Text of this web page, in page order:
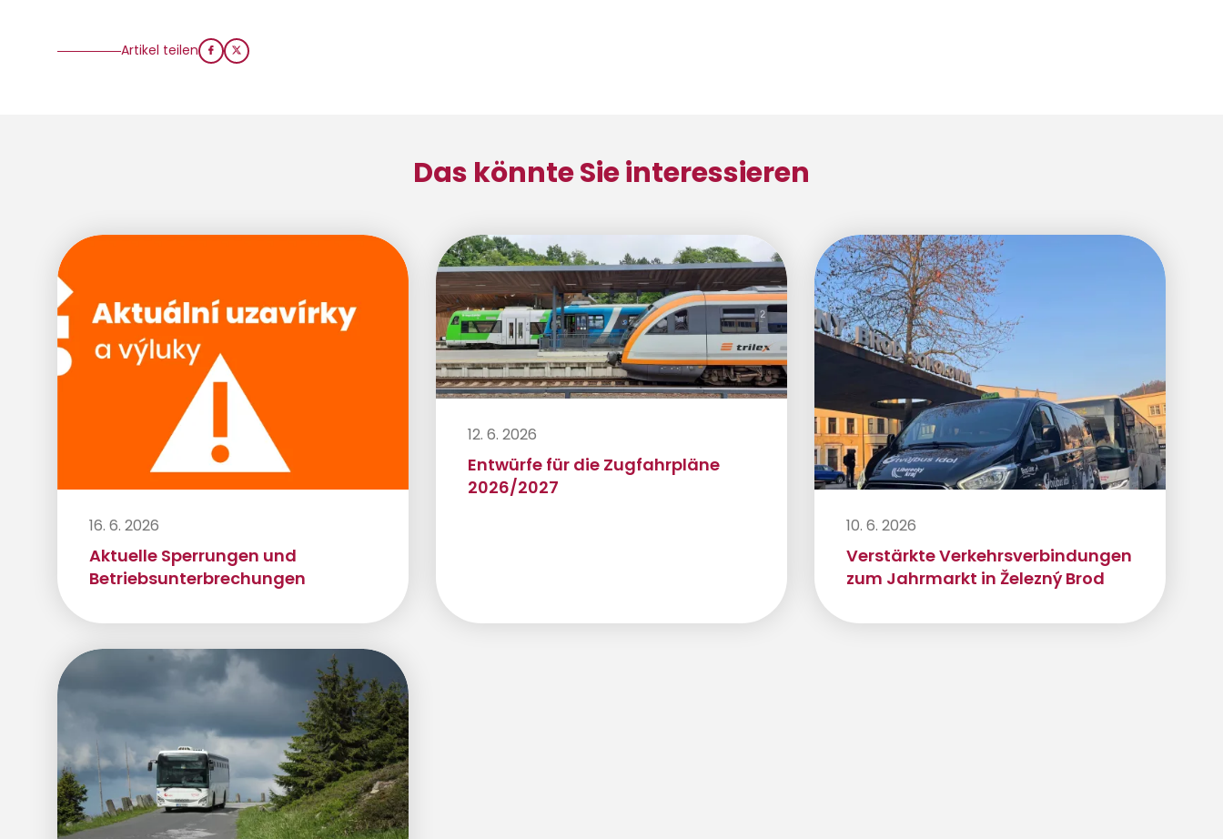
Artikel teilen
Das könnte Sie interessieren
16. 6. 2026
Aktuelle Sperrungen und
Betriebsunterbrechungen
12. 6. 2026
Entwürfe für die Zugfahrpläne
2026/2027
10. 6. 2026
Verstärkte Verkehrsverbindungen
zum Jahrmarkt in Železný Brod